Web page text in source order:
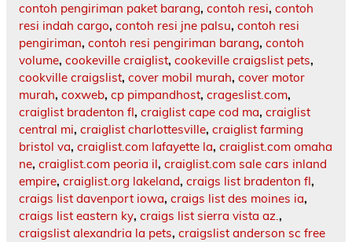
contoh pengiriman paket barang, contoh resi, contoh
resi indah cargo, contoh resi jne palsu, contoh resi
pengiriman, contoh resi pengiriman barang, contoh
volume, cookeville craiglist, cookeville craigslist pets,
cookville craigslist, cover mobil murah, cover motor
murah, coxweb, cp pimpandhost, crageslist.com,
craiglist bradenton fl, craiglist cape cod ma, craiglist
central mi, craiglist charlottesville, craiglist farming
bristol va, craiglist.com lafayette la, craiglist.com omaha
ne, craiglist.com peoria il, craiglist.com sale cars inland
empire, craiglist.org lakeland, craigs list bradenton fl,
craigs list davenport iowa, craigs list des moines ia,
craigs list eastern ky, craigs list sierra vista az.,
craigslist alexandria la pets, craigslist anderson sc free